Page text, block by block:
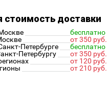
стоимость доставки
бесплатно
от 350 руб.
Петербурге
бесплатно
Петербургу
от 350 руб.
от 120 руб.
от 210 руб.